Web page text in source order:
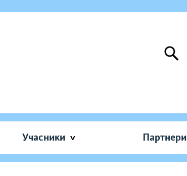
Учасники Партнери